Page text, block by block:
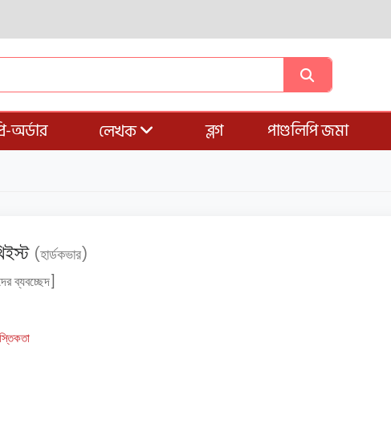
অর্ডার লেখক ব্লগ পাণ্ডলিপি জমা
(হার্ডকভার)
ব্যবচ্ছেদ]